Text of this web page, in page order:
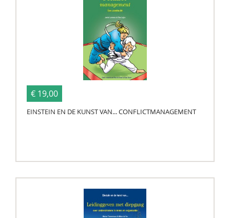
€ 19,00
EINSTEIN EN DE KUNST VAN... CONFLICTMANAGEMENT